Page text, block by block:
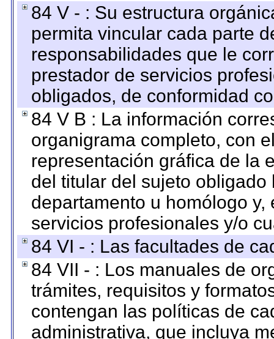
84 V - : Su estructura
permita vincular cada parte
responsabilidades que le
prestador de servicios
obligados, de conformidad
84 V B : La información
organigrama completo, con
representación gráfica de la
del titular del sujeto
departamento u homólogo
servicios profesionales y/o
84 VI - : Las facultades de
84 VII - : Los manuales de
trámites, requisitos y
contengan las políticas de
administrativa, que incluya